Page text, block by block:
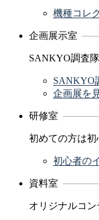
機種コレ
企画展示室
SANKYO調査
SANKYO
企画展を
研修室
初めての方は初
初心者の
資料室
オリジナルコン